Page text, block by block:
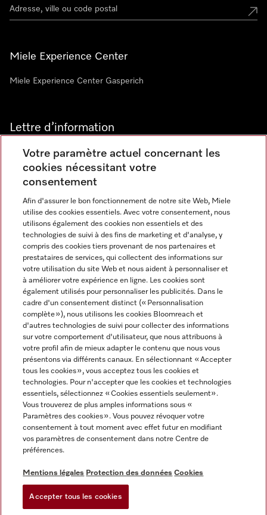
Miele Experience Center
Miele Experience Center Gasperich
Lettre d’information
Langue
FRANCAIS
Informations légales
CGV
Conditions d’utilisation
Déclaration d'accessibilité
Digital Services Act
Miele sur Instagram
Miele sur Youtube
Votre paramètre actuel concernant les
cookies nécessitant votre
consentement
Afin d'assurer le bon fonctionnement de notre site Web, Miele
utilise des cookies essentiels. Avec votre consentement, nous
utilisons également des cookies non essentiels et des
technologies de suivi à des fins de marketing et d'analyse, y
compris des cookies tiers provenant de nos partenaires et
prestataires de services, qui collectent des informations sur
votre utilisation du site Web et nous aident à personnaliser et
à améliorer votre expérience en ligne. Les cookies sont
également utilisés pour personnaliser les publicités. Dans le
cadre d'un consentement distinct (« Personnalisation
complète »), nous utilisons les cookies Bloomreach et
d'autres technologies de suivi pour collecter des informations
sur votre comportement d'utilisateur, que nous attribuons à
votre profil afin de mieux adapter le contenu que nous vous
présentons via différents canaux. En sélectionnant « Accepter
tous les cookies », vous acceptez tous les cookies et
technologies. Pour n'accepter que les cookies et technologies
essentiels, sélectionnez « Cookies essentiels seulement».
Vous trouverez de plus amples informations sous «
Paramètres des cookies ». Vous pouvez révoquer votre
consentement à tout moment avec effet futur en modifiant
vos paramètres de consentement dans notre Centre de
préférences.
Mentions légales Protection des données Cookies
Accepter tous les cookies